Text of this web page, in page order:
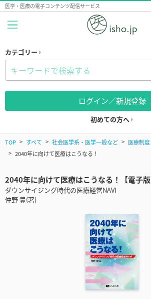
医学・医療の電子コンテンツ配信サービス
カテゴリー
ログイン／新規登録
初めての方へ
TOP すべて 社会医学系・医学一般など
医療制
2040年に向けて医療はこうなる！
2040年に向けて医療はこうなる！【電子版
ダウンサイジング時代の医療経営NAVI
仲野 豊(著)